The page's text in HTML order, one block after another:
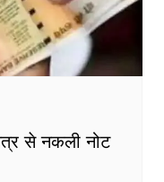
से नकली नोट